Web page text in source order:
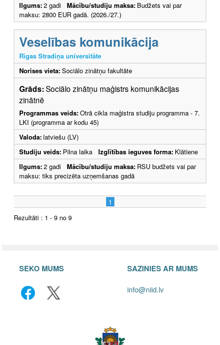
Ilgums:2 gadi Mācību/studiju maksa: Budžets vai par
maksu: 2800 EUR gadā. (2026./27.)
Veselības komunikācija
Rīgas Stradiņa universitāte
Norises vieta:Sociālo zinātņu fakultāte
Grāds:Sociālo zinātņu maģistrs komunikācijas
zinātnē
Programmas veids:Otrā cikla maģistra studiju programma - 7.
LKI (programma ar kodu 45)
Valoda:latviešu (LV)
Studiju veids: Pilna laika Izglītības ieguves forma: Klātiene
Ilgums:2 gadi Mācību/studiju maksa: RSU budžets vai par
maksu: tiks precizēta uzņemšanas gadā
1
Rezultāti : 1 - 9 no 9
SEKO MUMS SAZINIES AR MUMS
info@niid.lv